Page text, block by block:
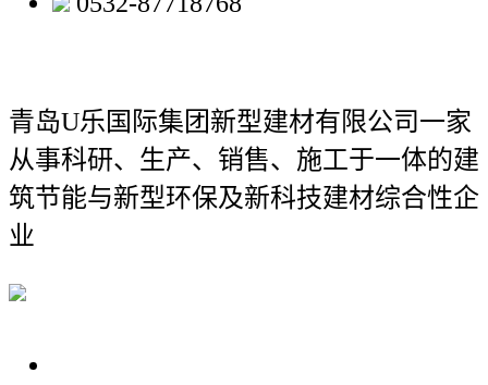
青岛U乐国际集团新型建材有限公司一家
从事科研、生产、销售、施工于一体的建
筑节能与新型环保及新科技建材综合性企
业